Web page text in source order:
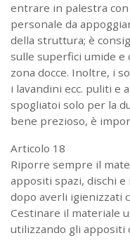
entrare in palestra
personale da
della struttura; è
sulle superfici umide e
zona docce. Inoltre, i
i lavandini ecc. puliti e
spogliatoi solo per la
bene prezioso, è
Articolo 18
Riporre sempre il
appositi spazi, dischi
dopo averli igienizzati
Cestinare il materiale
utilizzando gli appositi